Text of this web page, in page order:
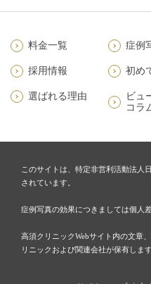
料金一覧 症例
採用情報 初め
選ばれる理由
ビュ
コラ
このサイトは、特定非営利活動法人
されています。
症例写真の効果につきましては個人
高須クリニックWebサイト内の文章
リニックおよび関連会社が保有しま